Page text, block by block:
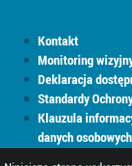
Kontakt
Monitoring
Deklaracja
Standardy
Klauzula
danych osobowych